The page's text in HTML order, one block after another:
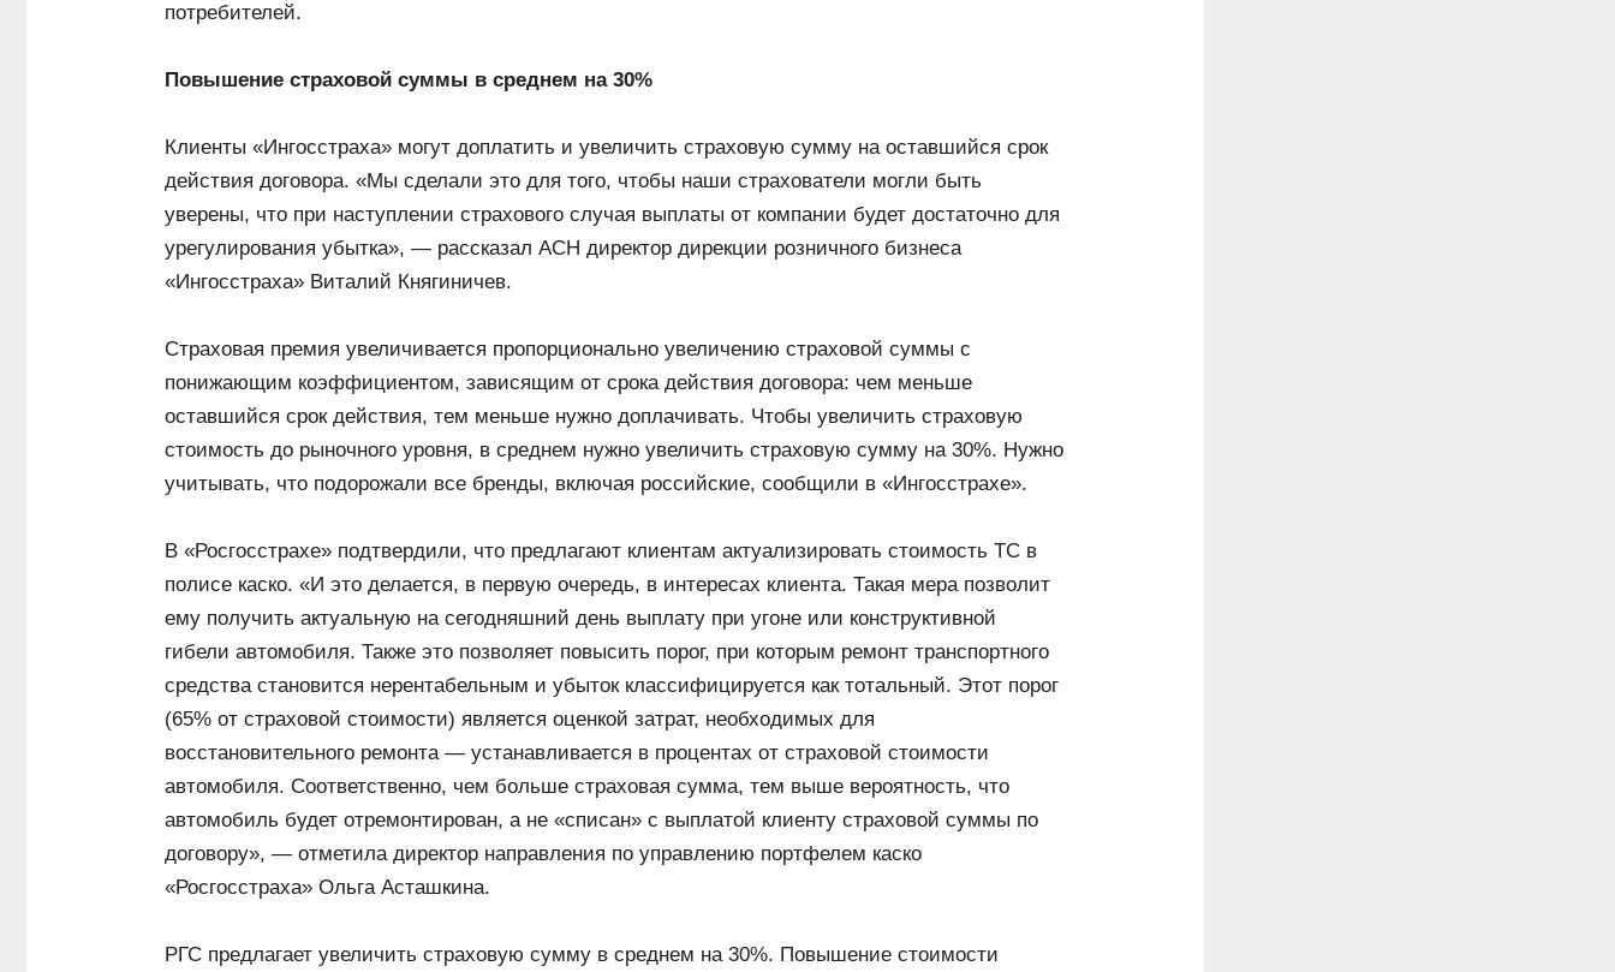
потребителей.
Повышение страховой суммы в среднем на 30%
Клиенты «Ингосстраха» могут доплатить и увеличить страховую сумму на оставшийся срок
действия договора. «Мы сделали это для того, чтобы наши страхователи могли быть
уверены, что при наступлении страхового случая выплаты от компании будет достаточно для
урегулирования убытка», — рассказал АСН директор дирекции розничного бизнеса
«Ингосстраха» Виталий Княгиничев.
Страховая премия увеличивается пропорционально увеличению страховой суммы с
понижающим коэффициентом, зависящим от срока действия договора: чем меньше
оставшийся срок действия, тем меньше нужно доплачивать. Чтобы увеличить страховую
стоимость до рыночного уровня, в среднем нужно увеличить страховую сумму на 30%. Нужно
учитывать, что подорожали все бренды, включая российские, сообщили в «Ингосстрахе».
В «Росгосстрахе» подтвердили, что предлагают клиентам актуализировать стоимость ТС в
полисе каско. «И это делается, в первую очередь, в интересах клиента. Такая мера позволит
ему получить актуальную на сегодняшний день выплату при угоне или конструктивной
гибели автомобиля. Также это позволяет повысить порог, при которым ремонт транспортного
средства становится нерентабельным и убыток классифицируется как тотальный. Этот порог
(65% от страховой стоимости) является оценкой затрат, необходимых для
восстановительного ремонта — устанавливается в процентах от страховой стоимости
автомобиля. Соответственно, чем больше страховая сумма, тем выше вероятность, что
автомобиль будет отремонтирован, а не «списан» с выплатой клиенту страховой суммы по
договору», — отметила директор направления по управлению портфелем каско
«Росгосстраха» Ольга Асташкина.
РГС предлагает увеличить страховую сумму в среднем на 30%. Повышение стоимости